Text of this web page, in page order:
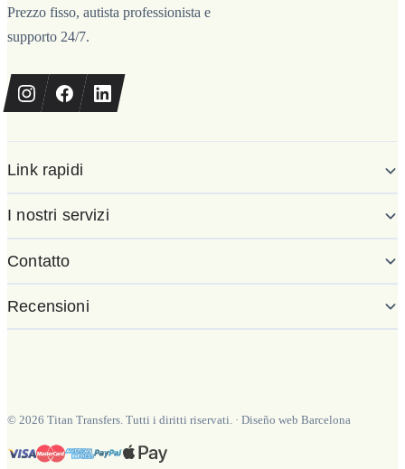
Prezzo fisso, autista professionista e
supporto 24/7.
Link rapidi
I nostri servizi
Contatto
Recensioni
© 2026 Titan Transfers. Tutti i diritti riservati. · Diseño web Barcelona